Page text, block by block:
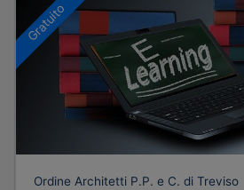
Gratuito
Ordine Architetti P.P. e C. di Treviso